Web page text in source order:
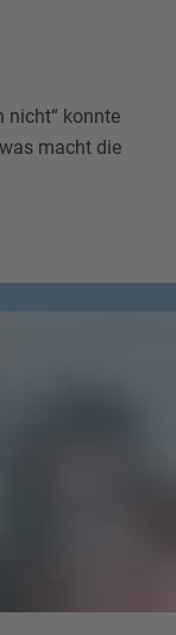
nicht“ konnte
macht die